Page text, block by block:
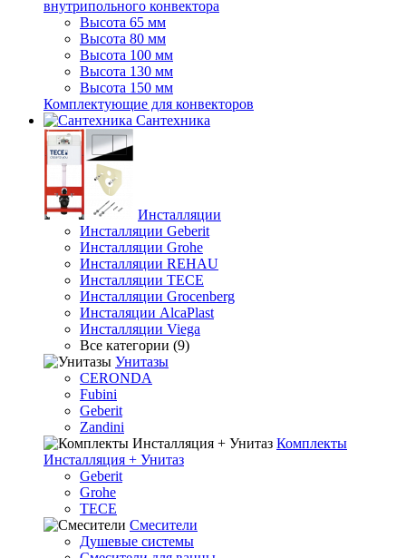
внутрипольного конвектора
Высота 65 мм
Высота 80 мм
Высота 100 мм
Высота 130 мм
Высота 150 мм
Комплектующие для конвекторов
Сантехника
Инсталляции
Инсталляции Geberit
Инсталляции Grohe
Инсталляции REHAU
Инсталляции TECE
Инсталляции Grocenberg
Инсталяции AlcaPlast
Инсталляции Viega
Все категории (9)
Унитазы
CERONDA
Fubini
Geberit
Zandini
Комплекты
Инсталляция + Унитаз
Geberit
Grohe
TECE
Смесители
Душевые системы